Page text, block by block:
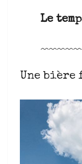
Le
Une bière